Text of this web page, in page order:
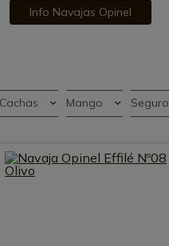
Info Navajas Opinel
Cachas Mango Seguro